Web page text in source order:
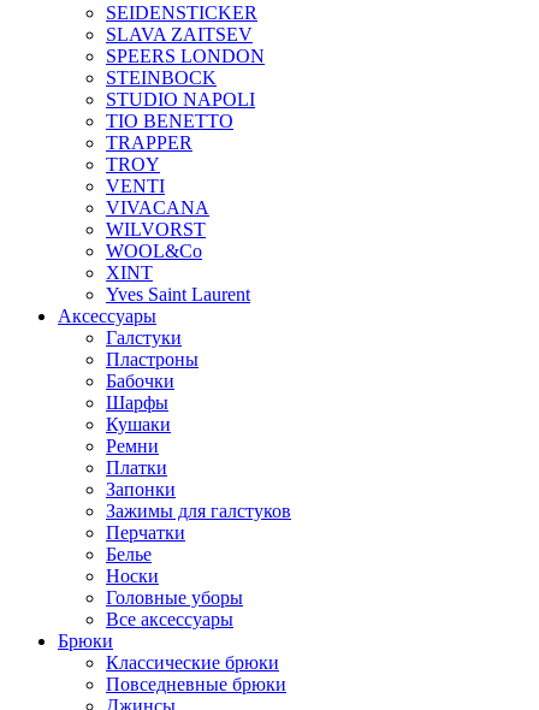
SEIDENSTICKER
SLAVA ZAITSEV
SPEERS LONDON
STEINBOCK
STUDIO NAPOLI
TIO BENETTO
TRAPPER
TROY
VENTI
VIVACANA
WILVORST
WOOL&Co
XINT
Yves Saint Laurent
Аксессуары
Галстуки
Пластроны
Бабочки
Шарфы
Кушаки
Ремни
Платки
Запонки
Зажимы для галстуков
Перчатки
Белье
Носки
Головные уборы
Все аксессуары
Брюки
Классические брюки
Повседневные брюки
Джинсы